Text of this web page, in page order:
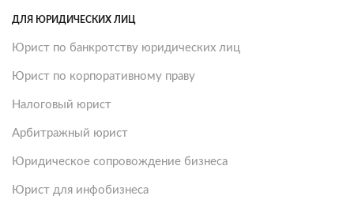
ДЛЯ ЮРИДИЧЕСКИХ ЛИЦ
Юрист по банкротству юридических лиц
Юрист по корпоративному праву
Налоговый юрист
Арбитражный юрист
Юридическое сопровождение бизнеса
Юрист для инфобизнеса